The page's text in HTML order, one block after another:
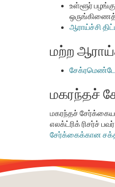
உள்ளூர்
ஆராய்ச்சி
மற்ற
சேக்ரமெண்டோ
மகரந்தச்
மகரந்தச்
எலக்ட்ரிக் ரிசர்ச்
சேர்க்கைக்கான